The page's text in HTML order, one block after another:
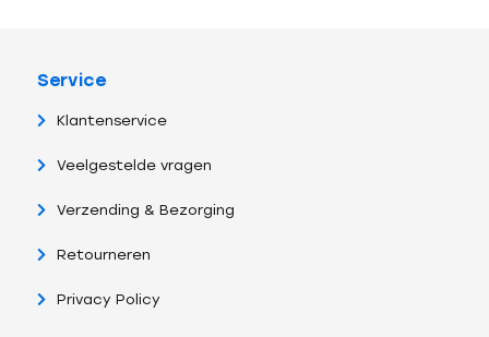
Service
Klantenservice
Veelgestelde vragen
Verzending & Bezorging
Retourneren
Privacy Policy